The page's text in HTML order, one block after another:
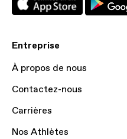
Entreprise
À propos de nous
Contactez-nous
Carrières
Nos Athlètes